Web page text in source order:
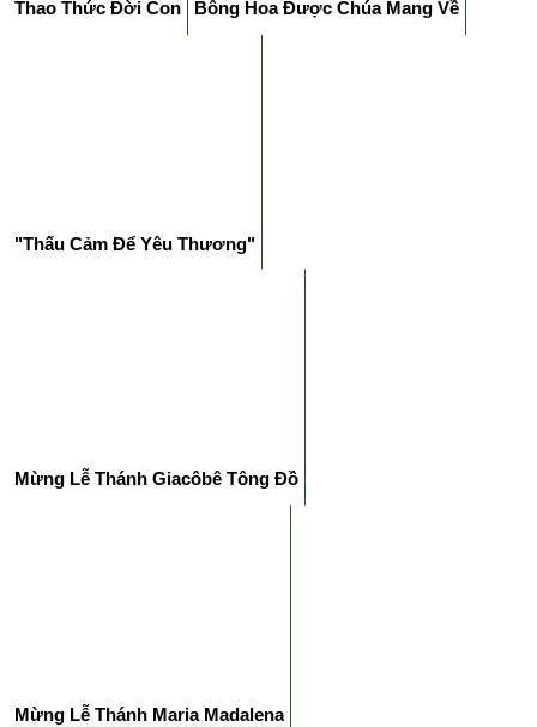
Thao Thức Đời Con Bông Hoa Được Chúa Mang Về
"Thấu Cảm Để Yêu Thương"
Mừng Lễ Thánh Giacôbê Tông Đồ
Mừng Lễ Thánh Maria Madalena